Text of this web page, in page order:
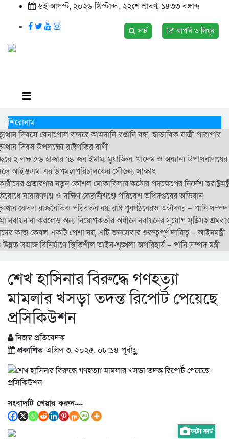
৬ই আগস্ট, ২০২৬ খ্রিস্টাব্দ , ২২শে শ্রাবণ, ১৪৩৩ বঙ্গাব্দ
আপনি ও লিখুন
সার্চ
শিরোনাম
দিবসে বেনাপোল বন্দরে আমদানি-রপ্তানি বন্ধ, স্বাভাবিক যাত্রী পারাপার
দিবস উপলক্ষ্যে রাষ্ট্রপতির বাণী
২ লক্ষ ৫৬ হাজার ৭৪ জন ইমাম, মুয়াজ্জিন, খাদেম ও অন্যান্য উপাসনালয়ের
সঙ্গে আইওএম-এর উপমহাপরিচালকের সৌজন্য সাক্ষাৎ
প্রতারণার নতুন কৌশল মোকাবিলায় কঠোর পদক্ষেপের নির্দেশ
নারায়ণগঞ্জ ও দক্ষিণ কেরানীগঞ্জে পরিবেশ অধিদপ্তরের অভিযান
কেবল রাজনৈতিক পরিবর্তন নয়, রাষ্ট্র পুনর্গঠনেরও অঙ্গীকার – পানি সম্পদ
না করলেও অন্য নিয়োগকর্তার অধীনে নবায়নের সুযোগ সৃষ্টিসহ
কাজ কেবল একটি পেশা নয়, এটি জনসেবার গুরুত্বপূর্ণ দায়িত্ব – আইনমন্ত্রী
সমাজ বিনির্মাণে স্থিতিশীল আইন-শৃঙ্খলা অপরিহার্য – পানি সম্পদ মন্ত্রী
শেখ হাসিনার বিরুদ্ধে গণহত্যা
মামলার খসড়া তদন্ত রিপোর্ট পেয়েছে
প্রসিকিউশন
নিজস্ব প্রতিবেদক
প্রকাশিত এপ্রিল ৩, ২০২৫, ০৮:১৪ পূর্বাহ্ণ
ফটো কার্ড
সংবাদটি শেয়ার করুন....